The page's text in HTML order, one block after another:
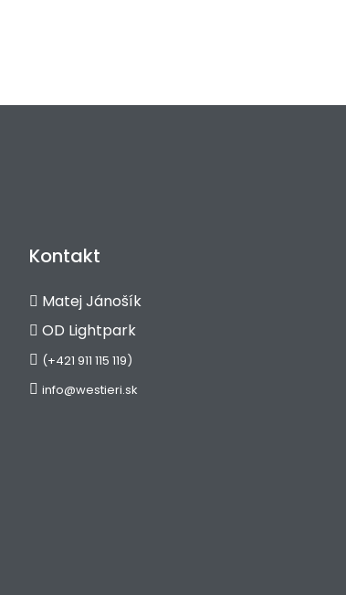
Kontakt
Matej Jánošík
OD Lightpark
(+421 911 115 119)
info@westieri.sk